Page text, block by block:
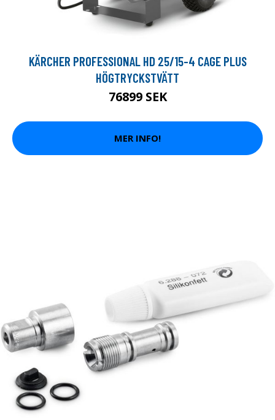
KÄRCHER PROFESSIONAL HD 25/15-4 CAGE PLUS
HÖGTRYCKSTVÄTT
76899 SEK
MER INFO!